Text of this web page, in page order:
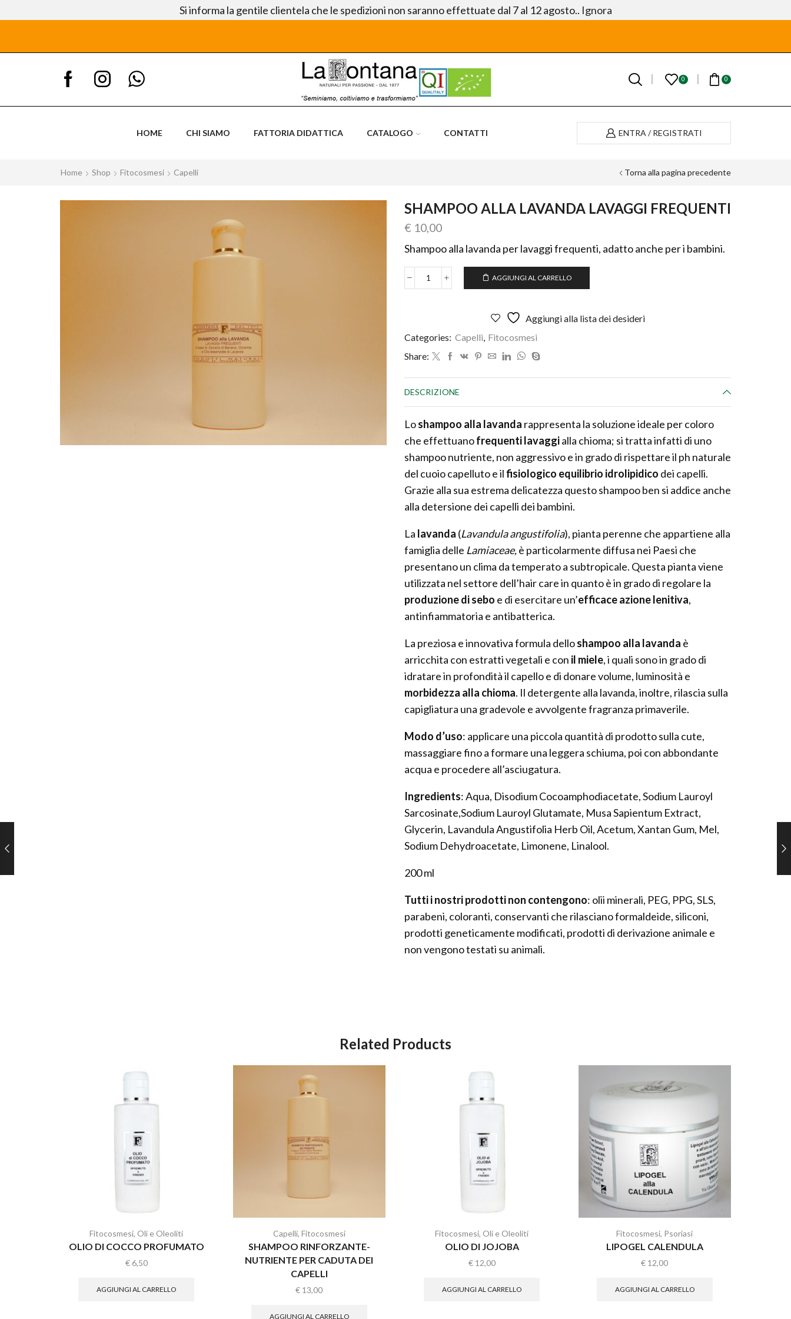
Si informa la gentile clientela che le spedizioni non saranno effettuate dal 7 al 12 agosto.. Ignora
0 0
HOME CHI SIAMO FATTORIA DIDATTICA CATALOGO CONTATTI ENTRA / REGISTRATI
Home Shop Fitocosmesi Capelli Torna alla pagina precedente
SHAMPOO ALLA LAVANDA LAVAGGI FREQUENTI
€ 10,00
Shampoo alla lavanda per lavaggi frequenti, adatto anche per i bambini.
SHAMPOO
quantità
AGGIUNGI AL CARRELLO
Aggiungi alla lista dei desideri
Categories: Capelli, Fitocosmesi
Share:
DESCRIZIONE
Loshampoo alla lavanda rappresenta la soluzione ideale per coloro
che effettuanofrequenti lavaggialla chioma; si tratta infatti di uno
shampoo nutriente, non aggressivo e in grado di rispettare il ph naturale
del cuoio capelluto e ilfisiologico equilibrio idrolipidico dei capelli.
Grazie alla sua estrema delicatezza questo shampoo ben si addice anche
alla detersione dei capelli dei bambini.
La lavanda (Lavandula angustifolia), pianta perenne che appartiene alla
famiglia delle Lamiaceae,è particolarmente diffusa nei Paesi che
presentano un clima da temperato a subtropicale. Questa pianta viene
utilizzata nel settore dell’hair care in quanto è in grado di regolare la
produzione di sebo e di esercitare un’efficace azione lenitiva,
antinfiammatoria e antibatterica.
La preziosa e innovativa formula delloshampoo alla lavanda è
arricchita con estratti vegetali e con il miele, i quali sono in grado di
idratare in profondità il capello e di donare volume, luminosità e
morbidezza alla chioma. Il detergente alla lavanda, inoltre, rilascia sulla
capigliatura una gradevole e avvolgente fragranza primaverile.
Modo d’uso: applicare una piccola quantità di prodotto sulla cute,
massaggiare fino a formare una leggera schiuma, poi con abbondante
acqua e procedere all’asciugatura.
Ingredients: Aqua, Disodium Cocoamphodiacetate, Sodium Lauroyl
Sarcosinate,Sodium Lauroyl Glutamate, Musa Sapientum Extract,
Glycerin, Lavandula Angustifolia Herb Oil, Acetum, Xantan Gum, Mel,
Sodium Dehydroacetate, Limonene, Linalool.
200 ml
Tutti i nostri prodotti non contengono: olii minerali, PEG, PPG, SLS,
parabeni, coloranti, conservanti che rilasciano formaldeide, siliconi,
prodotti geneticamente modificati, prodotti di derivazione animale e
non vengono testati su animali.
Related Products
Fitocosmesi, Oli e Oleoliti
OLIO DI COCCO PROFUMATO
€6,50
AGGIUNGI AL CARRELLO
Capelli, Fitocosmesi
SHAMPOO RINFORZANTE-
NUTRIENTE PER CADUTA DEI
CAPELLI
€ 13,00
AGGIUNGI AL CARRELLO
Fitocosmesi, Oli e Oleoliti
OLIO DI JOJOBA
€12,00
AGGIUNGI AL CARRELLO
Fitocosmesi, Psoriasi
LIPOGEL CALENDULA
€ 12,00
AGGIUNGI AL CARRELLO